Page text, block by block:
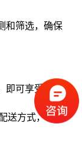
和筛选，确保
即可享受一件
送方式，让消